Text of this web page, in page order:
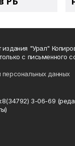
"Урал"
с письменного
данных
3-06-69